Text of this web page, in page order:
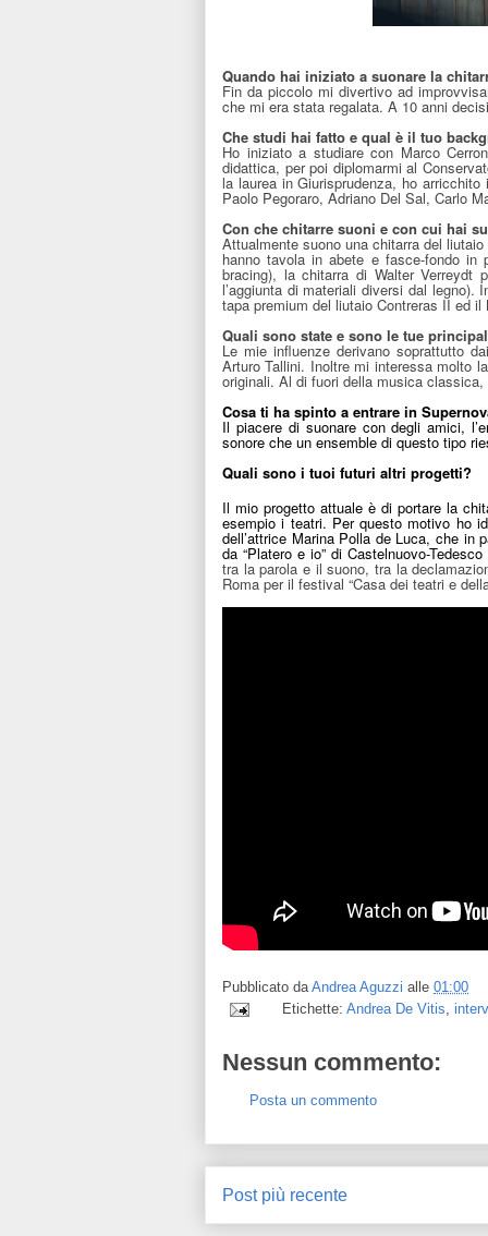
Quando hai iniziato a suonare la
Fin da piccolo mi divertivo ad
che mi era stata regalata. A 10 anni
Che studi hai fatto e qual è il tuo
Ho iniziato a studiare con Marco
didattica, per poi diplomarmi al
la laurea in Giurisprudenza, ho
Paolo Pegoraro, Adriano Del Sal, Carlo
Con che chitarre suoni e con cui hai
Attualmente suono una chitarra del
hanno tavola in abete e fasce-fondo in
bracing), la chitarra di Walter Verreydt
l’aggiunta di materiali diversi dal legno).
tapa premium del liutaio Contreras II ed
Quali sono state e sono le tue
Le mie influenze derivano soprattutto
Arturo Tallini. Inoltre mi interessa molto
originali. Al di fuori della musica
Cosa ti ha spinto a entrare in
Il piacere di suonare con degli amici,
sonore che un ensemble di questo tipo
Quali sono i tuoi futuri altri progetti?
Il mio progetto attuale è di portare la
esempio i teatri. Per questo motivo ho
dell’attrice Marina Polla de Luca, che in
da “Platero e io” di Castelnuovo-
tra la parola e il suono, tra la
Roma per il festival “Casa dei teatri e
Pubblicato daAndrea Aguzzi alle 01:00
Etichette: Andrea De Vitis,
Nessun commento:
Posta un commento
Post più recente